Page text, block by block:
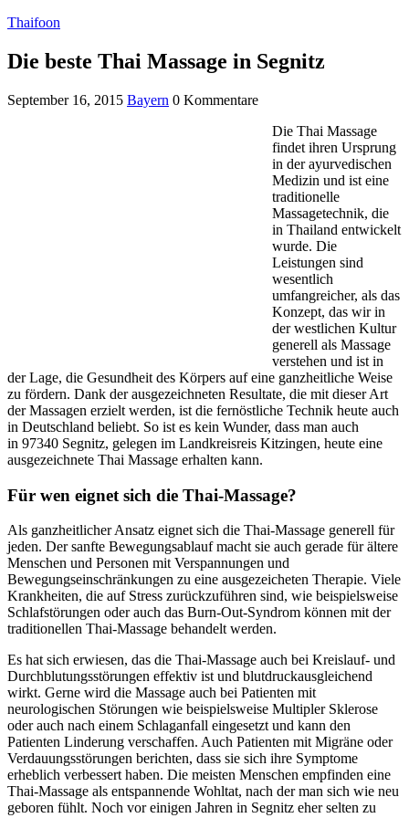
Thaifoon
Die beste Thai Massage in Segnitz
September 16, 2015 Bayern 0 Kommentare
Die Thai Massage
findet ihren Ursprung
in der ayurvedischen
Medizin und ist eine
traditionelle
Massagetechnik, die
in Thailand entwickelt
wurde. Die
Leistungen sind
wesentlich
umfangreicher, als das
Konzept, das wir in
der westlichen Kultur
generell als Massage
verstehen und ist in
der Lage, die Gesundheit des Körpers auf eine ganzheitliche Weise
zu fördern. Dank der ausgezeichneten Resultate, die mit dieser Art
der Massagen erzielt werden, ist die fernöstliche Technik heute auch
in Deutschland beliebt. So ist es kein Wunder, dass man auch
in 97340 Segnitz, gelegen im Landkreisreis Kitzingen, heute eine
ausgezeichnete Thai Massage erhalten kann.
Für wen eignet sich die Thai-Massage?
Als ganzheitlicher Ansatz eignet sich die Thai-Massage generell für
jeden. Der sanfte Bewegungsablauf macht sie auch gerade für ältere
Menschen und Personen mit Verspannungen und
Bewegungseinschränkungen zu eine ausgezeicheten Therapie. Viele
Krankheiten, die auf Stress zurückzuführen sind, wie beispielsweise
Schlafstörungen oder auch das Burn-Out-Syndrom können mit der
traditionellen Thai-Massage behandelt werden.
Es hat sich erwiesen, das die Thai-Massage auch bei Kreislauf- und
Durchblutungsstörungen effektiv ist und blutdruckausgleichend
wirkt. Gerne wird die Massage auch bei Patienten mit
neurologischen Störungen wie beispielsweise Multipler Sklerose
oder auch nach einem Schlaganfall eingesetzt und kann den
Patienten Linderung verschaffen. Auch Patienten mit Migräne oder
Verdauungsstörungen berichten, dass sie sich ihre Symptome
erheblich verbessert haben. Die meisten Menschen empfinden eine
Thai-Massage als entspannende Wohltat, nach der man sich wie neu
geboren fühlt. Noch vor einigen Jahren in Segnitz eher selten zu